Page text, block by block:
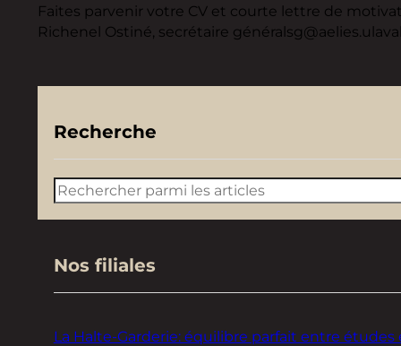
Faites parvenir votre CV et courte lettre de
Richenel Ostiné, secrétaire
Recherche
Rechercher
Nos filiales
La Halte-Garderie: équilibre parfait entre